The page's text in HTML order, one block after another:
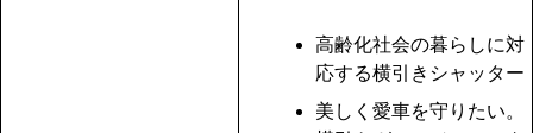
高齢化社会の暮らしに対
応する横引きシャッター
美しく愛車を守りたい。